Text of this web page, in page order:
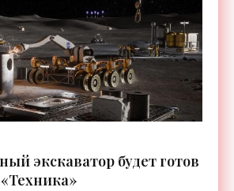
экскаватор будет готов
«Техника»